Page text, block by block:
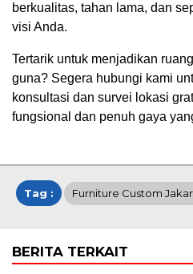
berkualitas, tahan lama, dan
visi Anda.
Tertarik untuk menjadikan
guna? Segera hubungi kami
konsultasi dan survei lokasi
fungsional dan penuh gaya
Tag : Furniture Custom
BERITA TERKAIT